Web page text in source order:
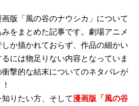
版「風の谷のナウシカ」について
をまとめた記事です。劇場アニメ
か描かれておらず、作品の細かい
には物足りない内容となっていま
撃的な結末についてのネタバレが
知りたい方、そして漫画版「風の谷